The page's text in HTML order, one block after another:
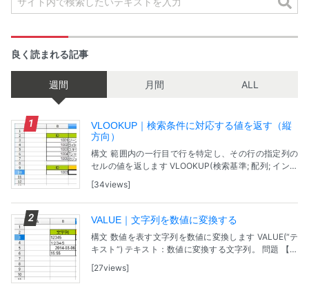
良く読まれる記事
週間 月間 ALL
VLOOKUP｜検索条件に対応する値を返す（縦
方向）
構文 範囲内の一行目で行を特定し、その行の指定列の
セルの値を返します VLOOKUP(検索基準; 配列; インデ
ックス; データ順序) 検索基準：1列目で検索する値。 配
列：関数の対象となる範囲。 イ...
34views
VALUE｜文字列を数値に変換する
構文 数値を表す文字列を数値に変換します VALUE(“テ
キスト“) テキスト：数値に変換する文字列。 問題 【サ
ンプルファイル】GoogleDreiveで表示されます。ダウ
ンロードし、Calcで開い...
27views